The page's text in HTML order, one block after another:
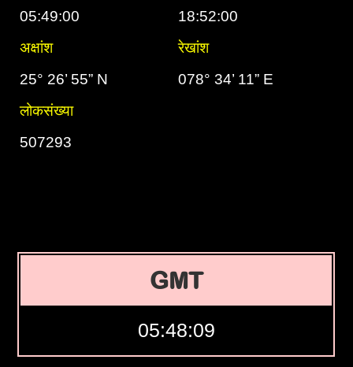
05:49:00
18:52:00
अक्षांश
रेखांश
25° 26’ 55” N
078° 34’ 11” E
लोकसंख्या
507293
GMT
05:48:10